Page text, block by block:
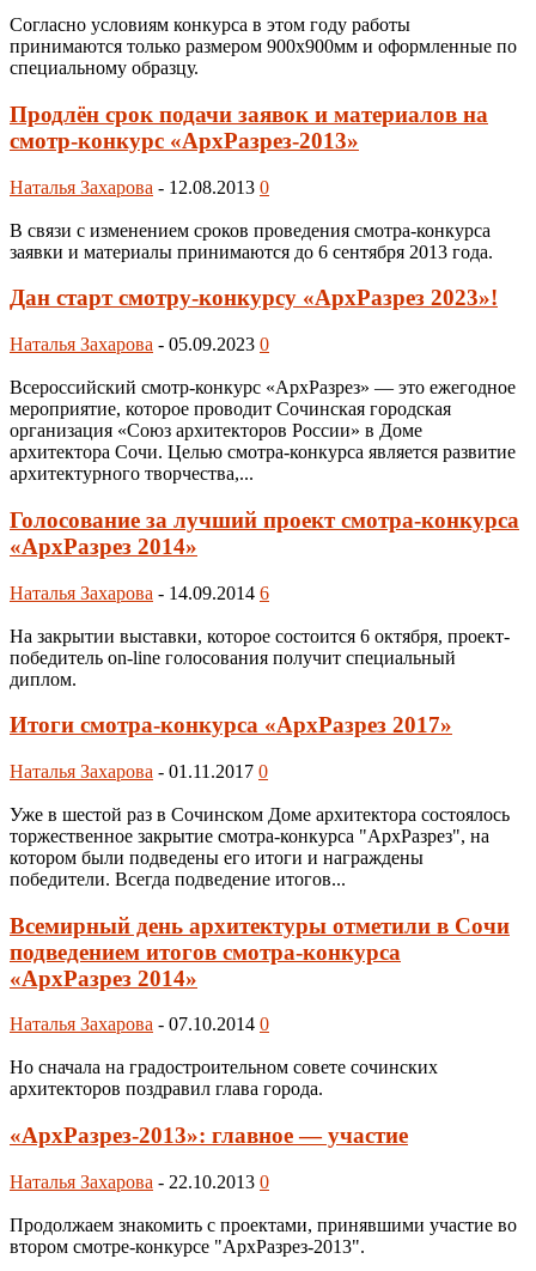
Согласно условиям конкурса в этом году работы
принимаются только размером 900х900мм и оформленные по
специальному образцу.
Продлён срок подачи заявок и материалов на
смотр-конкурс «АрхРазрез-2013»
Наталья Захарова - 12.08.2013 0
В связи с изменением сроков проведения смотра-конкурса
заявки и материалы принимаются до 6 сентября 2013 года.
Дан старт смотру-конкурсу «АрхРазрез 2023»!
Наталья Захарова - 05.09.2023 0
Всероссийский смотр-конкурс «АрхРазрез» — это ежегодное
мероприятие, которое проводит Сочинская городская
организация «Союз архитекторов России» в Доме
архитектора Сочи. Целью смотра-конкурса является развитие
архитектурного творчества,...
Голосование за лучший проект смотра-конкурса
«АрхРазрез 2014»
Наталья Захарова - 14.09.2014 6
На закрытии выставки, которое состоится 6 октября, проект-
победитель on-line голосования получит специальный
диплом.
Итоги смотра-конкурса «АрхРазрез 2017»
Наталья Захарова - 01.11.2017 0
Уже в шестой раз в Сочинском Доме архитектора состоялось
торжественное закрытие смотра-конкурса "АрхРазрез", на
котором были подведены его итоги и награждены
победители. Всегда подведение итогов...
Всемирный день архитектуры отметили в Сочи
подведением итогов смотра-конкурса
«АрхРазрез 2014»
Наталья Захарова - 07.10.2014 0
Но сначала на градостроительном совете сочинских
архитекторов поздравил глава города.
«АрхРазрез-2013»: главное — участие
Наталья Захарова - 22.10.2013 0
Продолжаем знакомить с проектами, принявшими участие во
втором смотре-конкурсе "АрхРазрез-2013".